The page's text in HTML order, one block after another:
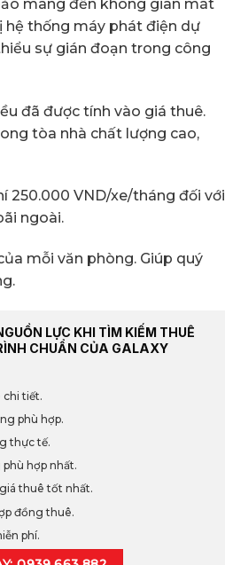
mang đến không gian mát
hệ thống máy phát điện dự
sự gián đoạn trong công
đã được tính vào giá thuê.
tòa nhà chất lượng cao,
250.000 VND/xe/tháng đối với
ngoài.
mỗi văn phòng. Giúp quý
LỰC KHI TÌM KIẾM THUÊ
CHUẨN CỦA GALAXY
chi tiết.
phù hợp.
thực tế.
hợp nhất.
thuê tốt nhất.
đồng thuê.
phí.